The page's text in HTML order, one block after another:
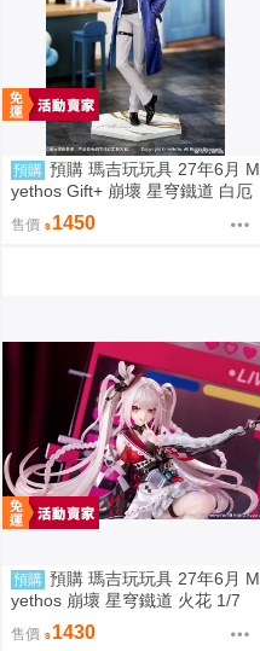
預購 預購 瑪吉玩玩具 27年6月 M
yethos Gift+ 崩壞 星穹鐵道 白厄
列車環遊記Ver 1/8 1009
售價 1450
預購 預購 瑪吉玩玩具 27年6月 M
yethos 崩壞 星穹鐵道 火花 1/7
特典版 壓克力打卡棒 1009
售價 1430